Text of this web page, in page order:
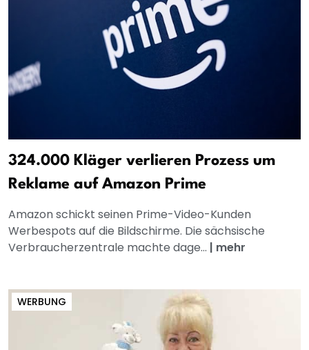
324.000 Kläger verlieren Prozess um
Reklame auf Amazon Prime
Amazon schickt seinen Prime-Video-Kunden
Werbespots auf die Bildschirme. Die sächsische
Verbraucherzentrale machte dage... | mehr
WERBUNG